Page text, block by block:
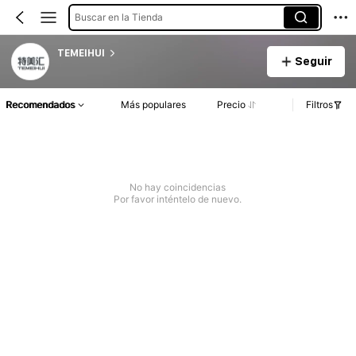
Buscar en la Tienda
TEMEIHUI
Seguir
Recomendados Más populares Precio Filtros
No hay coincidencias
Por favor inténtelo de nuevo.